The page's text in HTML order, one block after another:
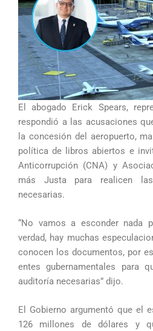
El abogado Erick Spears,
respondió a las acusaciones
la concesión del aeropuerto,
política de libros abiertos e
Anticorrupción (CNA) y
más Justa para realicen
necesarias.
“No vamos a esconder nada
verdad, hay muchas
conocen los documentos, por
entes gubernamentales para
auditoría necesarias” dijo.
El Gobierno argumentó que el
126 millones de dólares y